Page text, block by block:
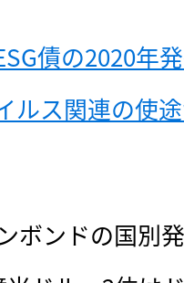
債の2020年
ルス関連の使
ボンドの国別